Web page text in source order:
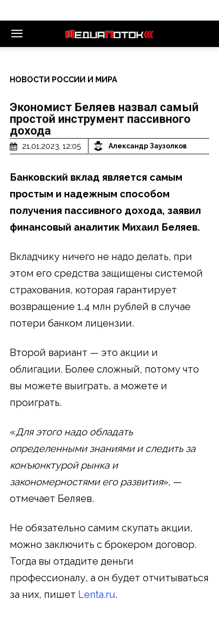
НОВОСТИ РОССИИ И МИРА
Экономист Беляев назвал самый
простой инструмент пассивного
дохода
21.01.2023, 12:05 Александр Заузолков
Банковский вклад является самым
простым и надежным способом
получения пассивного дохода, заявил
финансовый аналитик Михаил Беляев.
Вкладчику ничего не надо делать, при
этом его средства защищены системой
страхования, которая гарантирует
возвращение 1,4 млн рублей в случае
потери банком лицензии.
Второй вариант — это акции и
облигации. Более сложный, потому что
вы можете выиграть, а можете и
проиграть.
«Для этого надо обладать
определенными знаниями и следить за
конъюнктурой рынка и
закономерностями его развития», —
отмечает Беляев.
Не обязательно самим скупать акции,
можно заключить с брокером договор.
Тогда вы отдадите деньги
профессионалу, а он будет отчитываться
за них, пишет Lenta.ru.